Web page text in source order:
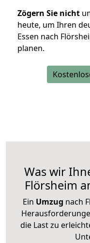
Zögern Sie nicht
heute, um Ihren
Essen nach
planen.
Was wir
Flörsheim
Ein Umzug nach
die Last zu